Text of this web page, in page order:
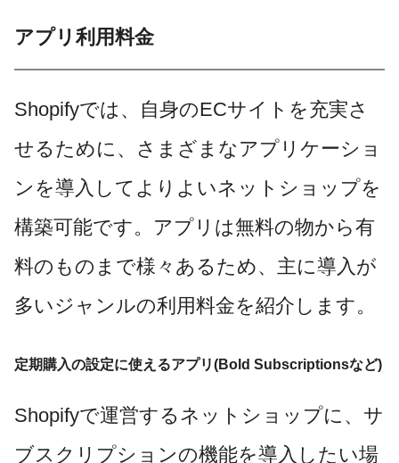
アプリ利用料金
Shopifyでは、自身のECサイトを充実さ
せるために、さまざまなアプリケーショ
ンを導入してよりよいネットショップを
構築可能です。アプリは無料の物から有
料のものまで様々あるため、主に導入が
多いジャンルの利用料金を紹介します。
定期購入の設定に使えるアプリ(Bold Subscriptionsなど)
Shopifyで運営するネットショップに、サ
ブスクリプションの機能を導入したい場